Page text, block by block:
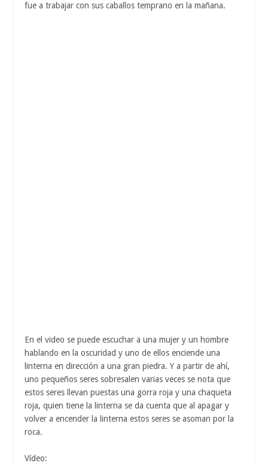
fue a trabajar con sus caballos temprano en la mañana.
En el video se puede escuchar a una mujer y un hombre
hablando en la oscuridad y uno de ellos enciende una
linterna en dirección a una gran piedra. Y a partir de ahí,
uno pequeños seres sobresalen varias veces se nota que
estos seres llevan puestas una gorra roja y una chaqueta
roja, quien tiene la linterna se da cuenta que al apagar y
volver a encender la linterna estos seres se asoman por la
roca.
Vídeo: